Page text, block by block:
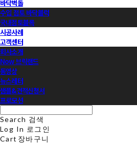
바닥벽돌
수입 점토 바닥블럭
국내점토블록
시공사례
고객센터
회사소개
Now 브릭랜드
동영상
뉴스레터
샘플&견적신청서
프로모션
Search 검색
Log In 로그인
Cart 장바구니